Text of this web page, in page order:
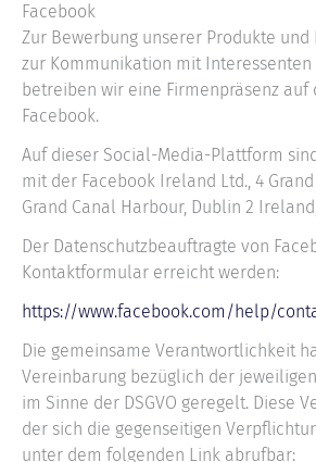
Facebook
Zur Bewerbung unserer Produkte und
zur Kommunikation mit Interessenten
betreiben wir eine Firmenpräsenz auf
Facebook.
Auf dieser Social-Media-Plattform
mit der Facebook Ireland Ltd., 4
Grand Canal Harbour, Dublin 2
Der Datenschutzbeauftragte von
Kontaktformular erreicht werden:
https://www.facebook.com/help/
Die gemeinsame Verantwortlichkeit
Vereinbarung bezüglich der
im Sinne der DSGVO geregelt. Diese
der sich die gegenseitigen
unter dem folgenden Link abrufbar: